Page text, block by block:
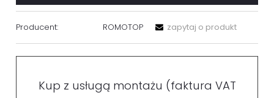
Producent: ROMOTOP zapytaj o produkt
Kup z usługą montażu (faktura VAT